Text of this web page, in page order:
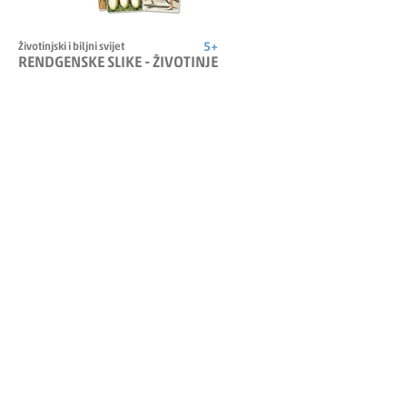
5+
Životinjski i biljni svijet
RENDGENSKE SLIKE - ŽIVOTINJE